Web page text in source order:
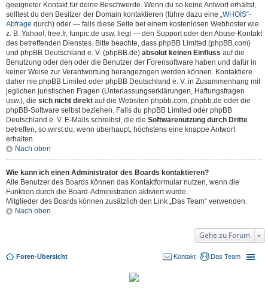
geeigneter Kontakt für deine Beschwerde. Wenn du so keine Antwort erhältst,
solltest du den Besitzer der Domain kontaktieren (führe dazu eine „WHOIS“-
Abfrage durch) oder — falls diese Seite bei einem kostenlosen Webhoster wie
z. B. Yahoo!, free.fr, funpic.de usw. liegt — den Support oder den Abuse-Kontakt
des betreffenden Dienstes. Bitte beachte, dass phpBB Limited (phpBB.com)
und phpBB Deutschland e. V. (phpBB.de) absolut keinen Einfluss auf die
Benutzung oder den oder die Benutzer der Forensoftware haben und dafür in
keiner Weise zur Verantwortung herangezogen werden können. Kontaktiere
daher nie phpBB Limited oder phpBB Deutschland e. V. in Zusammenhang mit
jeglichen juristischen Fragen (Unterlassungserklärungen, Haftungsfragen
usw.), die sich nicht direkt auf die Websiten phpbb.com, phpbb.de oder die
phpBB-Software selbst beziehen. Falls du phpBB Limited oder phpBB
Deutschland e. V. E-Mails schreibst, die die Softwarenutzung durch Dritte
betreffen, so wirst du, wenn überhaupt, höchstens eine knappe Antwort
erhalten.
Nach oben
Wie kann ich einen Administrator des Boards kontaktieren?
Alle Benutzer des Boards können das Kontaktformular nutzen, wenn die
Funktion durch die Board-Administration aktiviert wurde.
Mitglieder des Boards können zusätzlich den Link „Das Team“ verwenden.
Nach oben
Gehe zu Forum
Foren-Übersicht Das Team
Kontakt